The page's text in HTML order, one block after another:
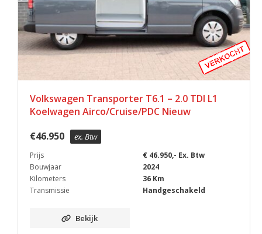
Volkswagen Transporter T6.1 – 2.0 TDI L1
Koelwagen Airco/Cruise/PDC Nieuw
€46.950 ex. Btw
Prijs
€ 46.950,- Ex. Btw
Bouwjaar
2024
Kilometers
36 Km
Transmissie
Handgeschakeld
Bekijk